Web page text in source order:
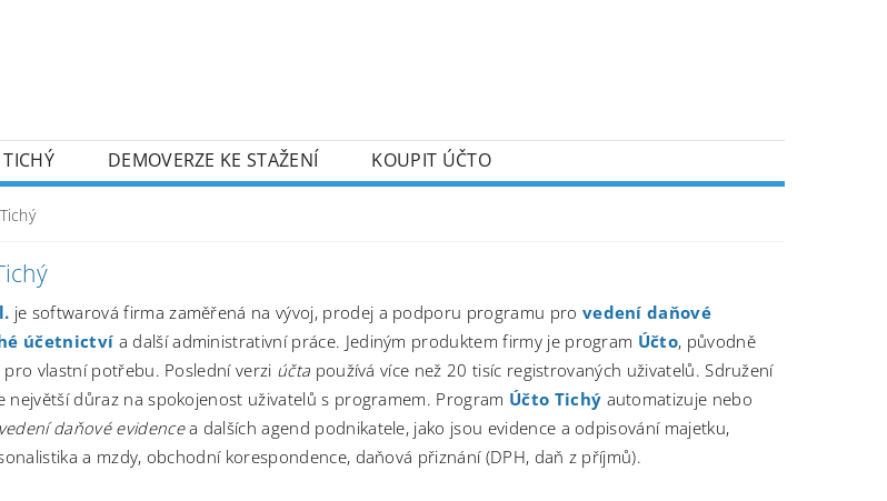
DEMOVERZE KE STAŽENÍ KOUPIT ÚČTO
je softwarová firma zaměřená na vývoj, prodej a podporu programu pro vedení daňové
účetnictví a další administrativní práce. Jediným produktem firmy je program Účto, původně
vlastní potřebu. Poslední verzi účta používá více než 20 tisíc registrovaných uživatelů. Sdružení
největší důraz na spokojenost uživatelů s programem. Program Účto Tichý automatizuje nebo
vedení daňové evidencea dalších agend podnikatele, jako jsou evidence a odpisování majetku,
a mzdy, obchodní korespondence, daňová přiznání (DPH, daň z příjmů).